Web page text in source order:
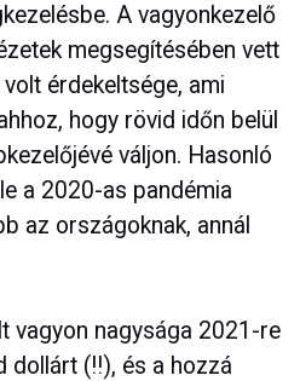
A vagyonkezelő
megsegítésében vett
érdekeltsége, ami
hogy rövid időn belül
váljon. Hasonló
a 2020-as pandémia
az országoknak, annál
vagyon nagysága 2021-re
dollárt (!!), és a hozzá